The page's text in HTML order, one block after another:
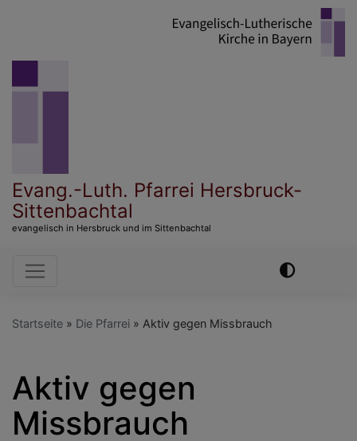
Evang.-Luth. Pfarrei Hersbruck-
Sittenbachtal
evangelisch in Hersbruck und im Sittenbachtal
Hauptnavigation
Startseite Die Pfarrei Aktiv gegen Missbrauch
Aktiv gegen
Missbrauch